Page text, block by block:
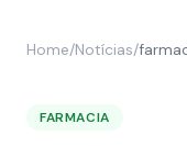
Home/Notícias/
FARMACIA